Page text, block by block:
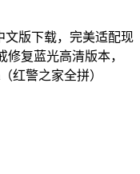
文版下载，完美适配现
复蓝光高清版本，
红警之家全拼）